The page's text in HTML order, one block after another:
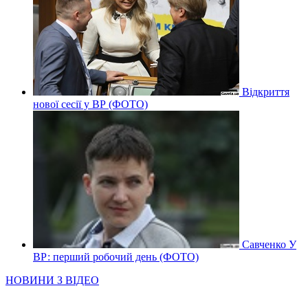
Відкриття
нової сесії у ВР (ФОТО)
Савченко У
ВР: перший робочий день (ФОТО)
НОВИНИ З ВІДЕО